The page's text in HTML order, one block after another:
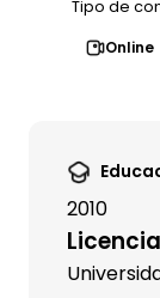
Tipo de
Online
2010